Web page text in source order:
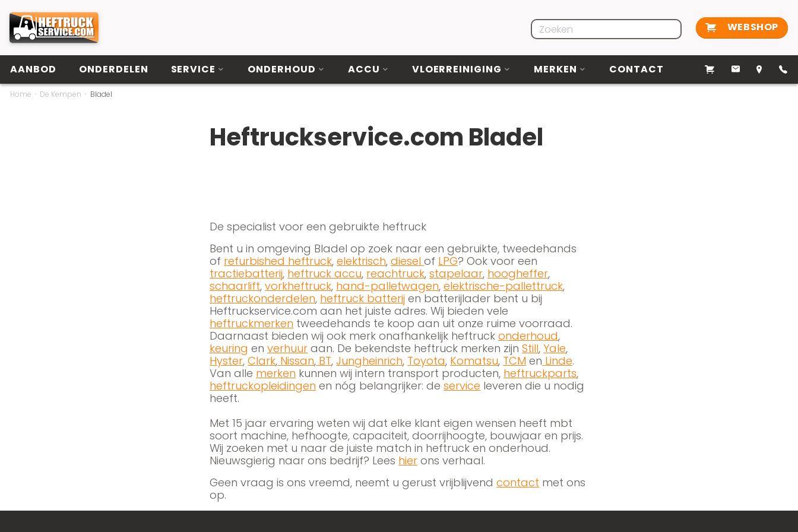
WEBSHOP
AANBOD ONDERDELEN SERVICE ONDERHOUD ACCU VLOERREINIGING MERKEN CONTACT
Home De Kempen Bladel
Heftruckservice.com Bladel
De specialist voor een gebruikte heftruck
Bent u in omgeving Bladel op zoek naar een gebruikte, tweedehands
of refurbished heftruck,elektrisch,dieselof LPG? Ook voor een
tractiebatterij, heftruck accu, reachtruck,stapelaar, hoogheffer,
schaarlift,vorkheftruck, hand-palletwagen,elektrische-pallettruck,
heftruckonderdelen, heftruck batterij en batterijlader bent u bij
Heftruckservice.com aan het juiste adres. Wij bieden vele
heftruckmerken tweedehands te koop aan uit onze ruime voorraad.
Daarnaast bieden wij ook merk onafhankelijk heftruckonderhoud,
keuring enverhuur aan. De bekendste heftruck merken zijnStill,Yale,
Hyster,Clark, Nissan, BT,Jungheinrich, Toyota, Komatsu, TCM en Linde.
Van alle merken kunnen wij intern transport producten, heftruckparts,
heftruckopleidingen en nóg belangrijker: deservice leveren die u nodig
heeft.
Met 15 jaar ervaring weten wij dat elke klant eigen wensen heeft mbt
soort machine, hefhoogte, capaciteit, doorrijhoogte, bouwjaar en prijs.
Wij zoeken met u naar de juiste match in heftruck en onderhoud.
Nieuwsgierig naar ons bedrijf? Lees hier ons verhaal.
Geen vraag is ons vreemd, neemt u gerust vrijblijvendcontact met ons
op.